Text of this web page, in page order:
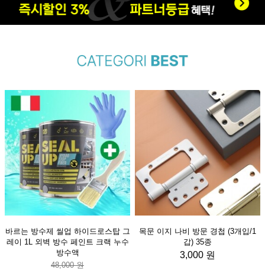
바르는 방수제 씰업 하이드로스탑 그
레이 1L 외벽 방수 페인트 크랙 누수
방수액
48,000 원
목문 이지 나비 방문 경첩 (3개입/1
갑) 35종
3,000 원